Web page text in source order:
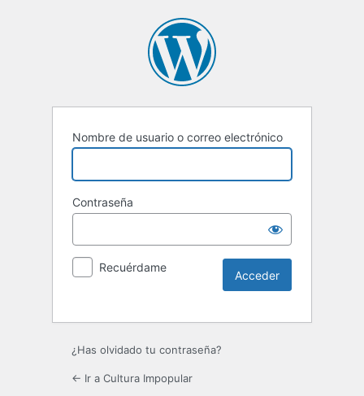
Nombre de usuario o correo electrónico
Contraseña
Recuérdame
¿Has olvidado tu contraseña?
← Ir a Cultura Impopular